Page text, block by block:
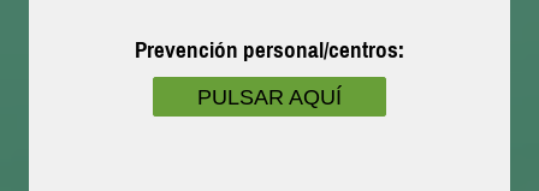
Prevención personal/centros:
PULSAR AQUÍ